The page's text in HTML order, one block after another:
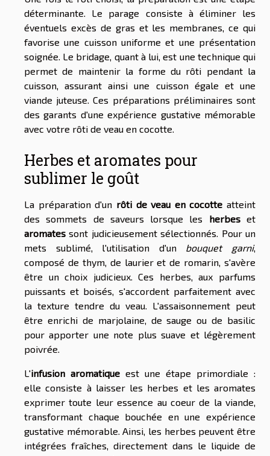
déterminante. Le parage consiste à éliminer les
éventuels excès de gras et les membranes, ce qui
favorise une cuisson uniforme et une présentation
soignée. Le bridage, quant à lui, est une technique qui
permet de maintenir la forme du rôti pendant la
cuisson, assurant ainsi une cuisson égale et une
viande juteuse. Ces préparations préliminaires sont
des garants d'une expérience gustative mémorable
avec votre rôti de veau en cocotte.
Herbes et aromates pour
sublimer le goût
La préparation d'un rôti de veau en cocotte atteint
des sommets de saveurs lorsque les herbeset
aromates sont judicieusement sélectionnés. Pour un
mets sublimé, l'utilisation d'un bouquet garni,
composé de thym, de laurier et de romarin, s'avère
être un choix judicieux. Ces herbes, aux parfums
puissants et boisés, s'accordent parfaitement avec
la texture tendre du veau. L'assaisonnement peut
être enrichi de marjolaine, de sauge ou de basilic
pour apporter une note plus suave et légèrement
poivrée.
L'infusion aromatique est une étape primordiale :
elle consiste à laisser les herbes et les aromates
exprimer toute leur essence au coeur de la viande,
transformant chaque bouchée en une expérience
gustative mémorable. Ainsi, les herbes peuvent être
intégrées fraîches, directement dans le liquide de